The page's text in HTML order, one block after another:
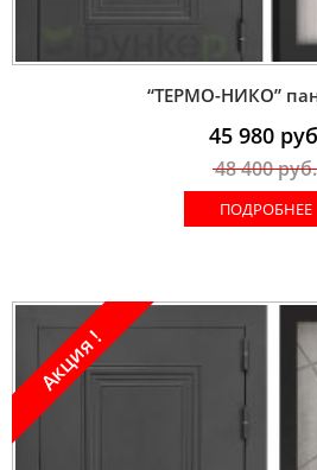
“ТЕРМО-НИКО”
45 980
48 400руб.
ПОДРОБНЕЕ
Акция !